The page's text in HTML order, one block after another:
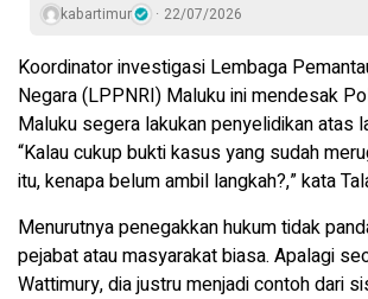
kabartimur 22/07/2026
Koordinator investigasi Lembaga
Negara (LPPNRI) Maluku ini mendesak
Maluku segera lakukan penyelidikan atas
“Kalau cukup bukti kasus yang sudah
itu, kenapa belum ambil langkah?,” kata
Menurutnya penegakkan hukum tidak
pejabat atau masyarakat biasa. Apalagi
Wattimury, dia justru menjadi contoh dari